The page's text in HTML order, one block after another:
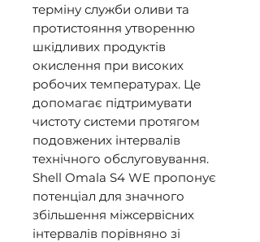
терміну служби оливи та
протистояння утворенню
шкідливих продуктів
окислення при високих
робочих температурах. Це
допомагає підтримувати
чистоту системи протягом
подовжених інтервалів
технічного обслуговування.
Shell Omala S4 WE пропонує
потенціал для значного
збільшення міжсервісних
інтервалів порівняно зі